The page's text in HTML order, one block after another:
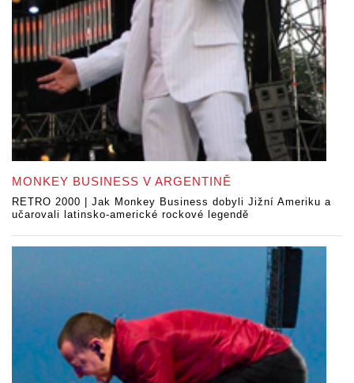
MONKEY BUSINESS V ARGENTINĚ
RETRO 2000 | Jak Monkey Business dobyli Jižní Ameriku a
učarovali latinsko-americké rockové legendě